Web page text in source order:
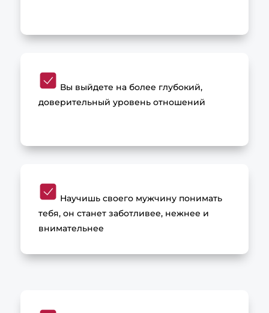
Вы выйдете на более глубокий,
доверительный уровень отношений
Научишь своего мужчину понимать
тебя, он станет заботливее, нежнее и
внимательнее